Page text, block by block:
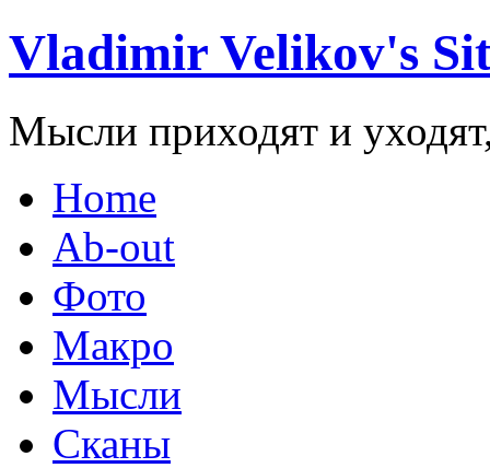
Vladimir Velikov's
Мысли приходят и
Home
Ab-out
Фото
Макро
Мысли
Сканы